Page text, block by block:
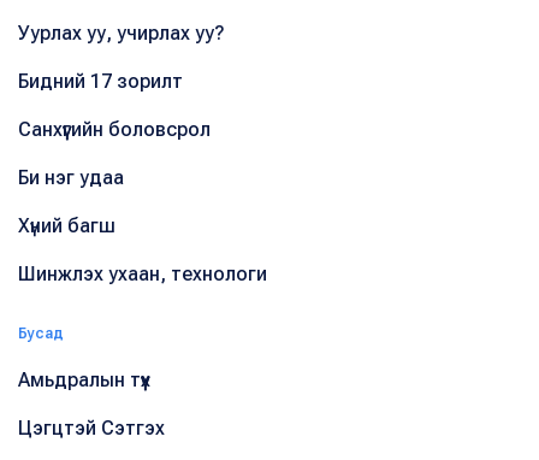
Уурлах уу, учирлах уу?
Бидний 17 зорилт
Санхүүгийн боловсрол
Би нэг удаа
Хүний багш
Шинжлэх ухаан, технологи
Бусад
Амьдралын түүх
Цэгцтэй Сэтгэх